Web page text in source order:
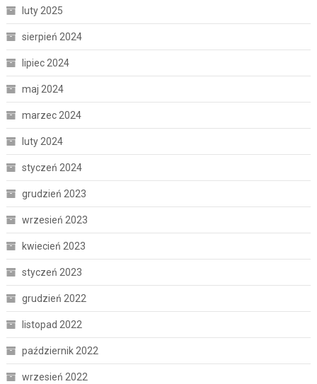
luty 2025
sierpień 2024
lipiec 2024
maj 2024
marzec 2024
luty 2024
styczeń 2024
grudzień 2023
wrzesień 2023
kwiecień 2023
styczeń 2023
grudzień 2022
listopad 2022
październik 2022
wrzesień 2022